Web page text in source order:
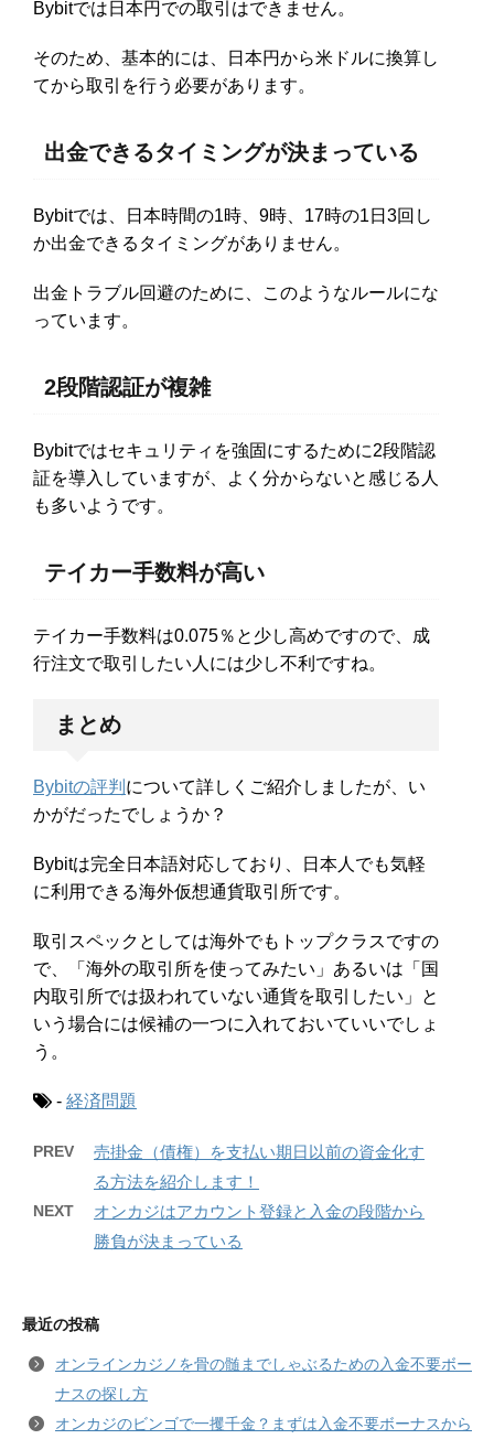
Bybitでは日本円での取引はできません。
そのため、基本的には、日本円から米ドルに換算し
てから取引を行う必要があります。
出金できるタイミングが決まっている
Bybitでは、日本時間の1時、9時、17時の1日3回し
か出金できるタイミングがありません。
出金トラブル回避のために、このようなルールにな
っています。
2段階認証が複雑
Bybitではセキュリティを強固にするために2段階認
証を導入していますが、よく分からないと感じる人
も多いようです。
テイカー手数料が高い
テイカー手数料は0.075％と少し高めですので、成
行注文で取引したい人には少し不利ですね。
まとめ
Bybitの評判 について詳しくご紹介しましたが、い
かがだったでしょうか？
Bybitは完全日本語対応しており、日本人でも気軽
に利用できる海外仮想通貨取引所です。
取引スペックとしては海外でもトップクラスですの
で、「海外の取引所を使ってみたい」あるいは「国
内取引所では扱われていない通貨を取引したい」と
いう場合には候補の一つに入れておいていいでしょ
う。
- 経済問題
PREV
売掛金（債権）を支払い期日以前の資金化す
る方法を紹介します！
NEXT
オンカジはアカウント登録と入金の段階から
勝負が決まっている
最近の投稿
オンラインカジノを骨の髄までしゃぶるための入金不要ボー
ナスの探し方
オンカジのビンゴで一攫千金？まずは入金不要ボーナスから